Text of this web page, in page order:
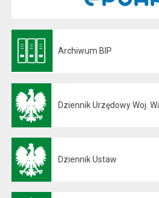
Archiwum BIP
Dziennik Urzędowy Woj.
Dziennik Ustaw